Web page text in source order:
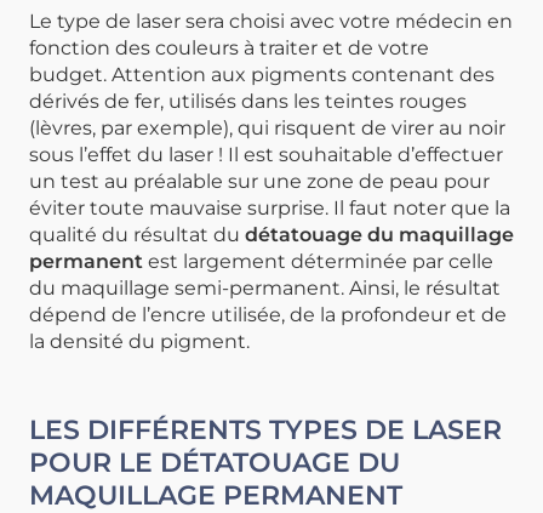
Le type de laser sera choisi avec votre médecin en
fonction des couleurs à traiter et de votre
budget. Attention aux pigments contenant des
dérivés de fer, utilisés dans les teintes rouges
(lèvres, par exemple), qui risquent de virer au noir
sous l’effet du laser ! Il est souhaitable d’effectuer
un test au préalable sur une zone de peau pour
éviter toute mauvaise surprise. Il faut noter que la
qualité du résultat du détatouage du maquillage
permanent est largement déterminée par celle
du maquillage semi-permanent. Ainsi, le résultat
dépend de l’encre utilisée, de la profondeur et de
la densité du pigment.
LES DIFFÉRENTS TYPES DE LASER
POUR LE DÉTATOUAGE DU
MAQUILLAGE PERMANENT